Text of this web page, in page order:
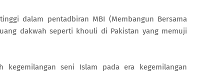
dalam pentadbiran MBI (Membangun Bersama
dakwah seperti khouli di Pakistan yang memuji
seni Islam pada era kegemilangan